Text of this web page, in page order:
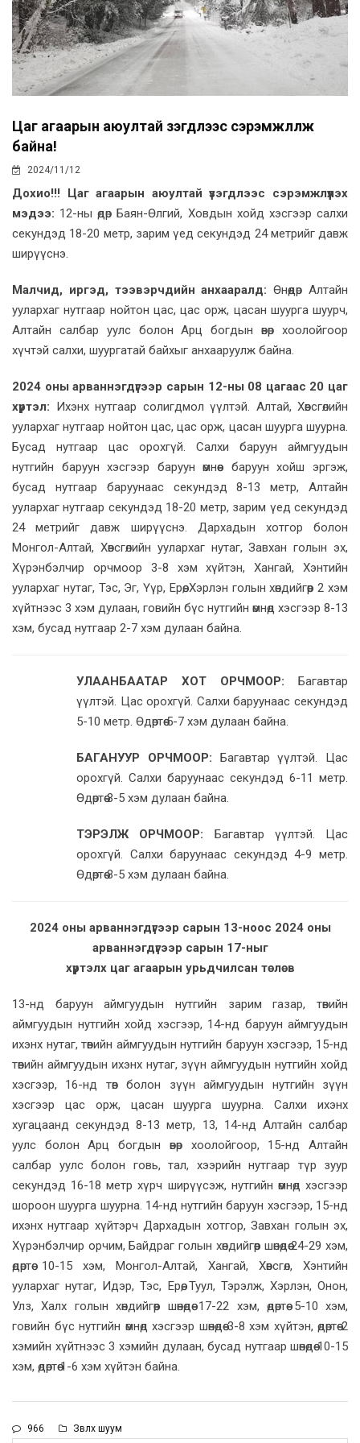
Цаг агаарын аюултай үзэгдлээс сэрэмжлүүлж
байна!
2024/11/12
Дохио!!! Цаг агаарын аюултай үзэгдлээс сэрэмжлүүлэх
мэдээ: 12-ны өдөр Баян-Өлгий, Ховдын хойд хэсгээр салхи
секундэд 18-20 метр, зарим үед секундэд 24 метрийг давж
ширүүснэ.
Малчид, иргэд, тээвэрчдийн анхааралд: Өнөөдөр Алтайн
уулархаг нутгаар нойтон цас, цас орж, цасан шуурга шуурч,
Алтайн салбар уулс болон Арц богдын өвөр хоолойгоор
хүчтэй салхи, шуургатай байхыг анхааруулж байна.
2024 оны арваннэгдүгээр сарын 12-ны 08 цагаас 20 цаг
хүртэл: Ихэнх нутгаар солигдмол үүлтэй. Алтай, Хөвсгөлийн
уулархаг нутгаар нойтон цас, цас орж, цасан шуурга шуурна.
Бусад нутгаар цас орохгүй. Салхи баруун аймгуудын
нутгийн баруун хэсгээр баруун өмнөөс баруун хойш эргэж,
бусад нутгаар баруунаас секундэд 8-13 метр, Алтайн
уулархаг нутгаар секундэд 18-20 метр, зарим үед секундэд
24 метрийг давж ширүүснэ. Дархадын хотгор болон
Монгол-Алтай, Хөвсгөлийн уулархаг нутаг, Завхан голын эх,
Хүрэнбэлчир орчмоор 3-8 хэм хүйтэн, Хангай, Хэнтийн
уулархаг нутаг, Тэс, Эг, Үүр, Ерөө, Хэрлэн голын хөндийгөөр 2 хэм
хүйтнээс 3 хэм дулаан, говийн бүс нутгийн өмнөд хэсгээр 8-13
хэм, бусад нутгаар 2-7 хэм дулаан байна.
УЛААНБААТАР ХОТ ОРЧМООР: Багавтар
үүлтэй. Цас орохгүй. Салхи баруунаас секундэд
5-10 метр. Өдөртөө 5-7 хэм дулаан байна.
БАГАНУУР ОРЧМООР: Багавтар үүлтэй. Цас
орохгүй. Салхи баруунаас секундэд 6-11 метр.
Өдөртөө 3-5 хэм дулаан байна.
ТЭРЭЛЖ ОРЧМООР: Багавтар үүлтэй. Цас
орохгүй. Салхи баруунаас секундэд 4-9 метр.
Өдөртөө 3-5 хэм дулаан байна.
2024 оны арваннэгдүгээр сарын 13-ноос 2024 оны
арваннэгдүгээр сарын 17-ныг
хүртэлх цаг агаарын урьдчилсан төлөв
13-нд баруун аймгуудын нутгийн зарим газар, төвийн
аймгуудын нутгийн хойд хэсгээр, 14-нд баруун аймгуудын
ихэнх нутаг, төвийн аймгуудын нутгийн баруун хэсгээр, 15-нд
төвийн аймгуудын ихэнх нутаг, зүүн аймгуудын нутгийн хойд
хэсгээр, 16-нд төв болон зүүн аймгуудын нутгийн зүүн
хэсгээр цас орж, цасан шуурга шуурна. Салхи ихэнх
хугацаанд секундэд 8-13 метр, 13, 14-нд Алтайн салбар
уулс болон Арц богдын өвөр хоолойгоор, 15-нд Алтайн
салбар уулс болон говь, тал, хээрийн нутгаар түр зуур
секундэд 16-18 метр хүрч ширүүсэж, нутгийн өмнөд хэсгээр
шороон шуурга шуурна. 14-нд нутгийн баруун хэсгээр, 15-нд
ихэнх нутгаар хүйтэрч Дархадын хотгор, Завхан голын эх,
Хүрэнбэлчир орчим, Байдраг голын хөндийгөөр шөнөдөө 24-29 хэм,
өдөртөө 10-15 хэм, Монгол-Алтай, Хангай, Хөвсгөл, Хэнтийн
уулархаг нутаг, Идэр, Тэс, Ерөө, Туул, Тэрэлж, Хэрлэн, Онон,
Улз, Халх голын хөндийгөөр шөнөдөө 17-22 хэм, өдөртөө 5-10 хэм,
говийн бүс нутгийн өмнөд хэсгээр шөнөдөө 3-8 хэм хүйтэн, өдөртөө 2
хэмийн хүйтнээс 3 хэмийн дулаан, бусад нутгаар шөнөдөө 10-15
хэм, өдөртөө 1-6 хэм хүйтэн байна.
966 Зөвлөх шуум